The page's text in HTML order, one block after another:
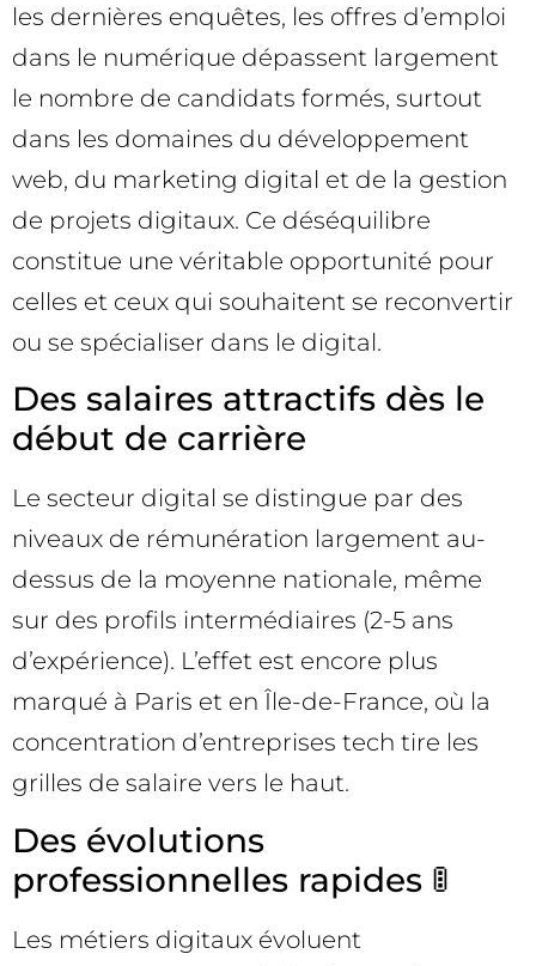
les dernières enquêtes, les offres d’emploi
dans le numérique dépassent largement
le nombre de candidats formés, surtout
dans les domaines du développement
web, du marketing digital et de la gestion
de projets digitaux. Ce déséquilibre
constitue une véritable opportunité pour
celles et ceux qui souhaitent se reconvertir
ou se spécialiser dans le digital.
Des salaires attractifs dès le
début de carrière
Le secteur digital se distingue par des
niveaux de rémunération largement au-
dessus de la moyenne nationale, même
sur des profils intermédiaires (2-5 ans
d’expérience). L’effet est encore plus
marqué à Paris et en Île-de-France, où la
concentration d’entreprises tech tire les
grilles de salaire vers le haut.
Des évolutions
professionnelles rapides 🚦
Les métiers digitaux évoluent